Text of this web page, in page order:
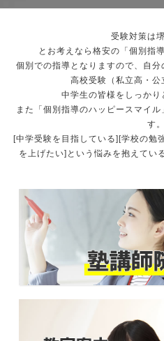
受験対策は
とお考えなら格安の「個別指
個別での指導となりますので、自分
高校受験（私立高・公
中学生の皆様をしっかり
また「個別指導のハッピースマイ
す。
[中学受験を目指している][学校の勉
を上げたい]という悩みを抱えてい